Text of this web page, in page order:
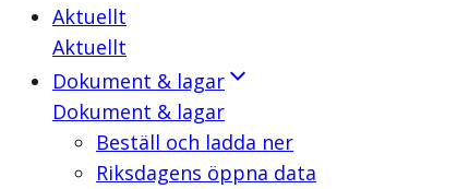
Aktuellt
Aktuellt
Dokument & lagar
Dokument & lagar
Beställ och ladda ner
Riksdagens öppna data